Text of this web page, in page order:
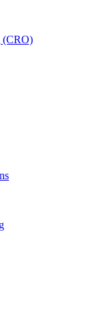
(CRO)